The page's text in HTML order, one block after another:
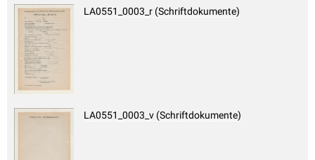
LA0551_0003_r (Schriftdokumente)
LA0551_0003_v (Schriftdokumente)